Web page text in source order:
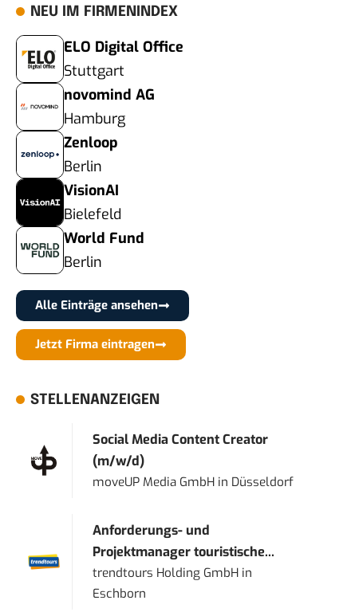
NEU IM FIRMENINDEX
ELO Digital Office
Stuttgart
novomind AG
Hamburg
Zenloop
Berlin
VisionAI
Bielefeld
World Fund
Berlin
Alle Einträge ansehen
Jetzt Firma eintragen
STELLENANZEIGEN
Social Media Content Creator
(m/w/d)
moveUP Media GmbH in Düsseldorf
Anforderungs- und
Projektmanager touristische...
trendtours Holding GmbH in
Eschborn